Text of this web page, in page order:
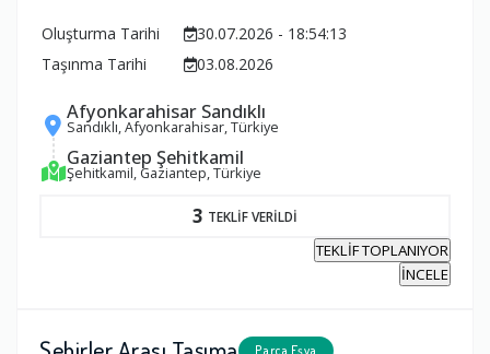
Oluşturma Tarihi
30.07.2026 - 18:54:13
Taşınma Tarihi
03.08.2026
Afyonkarahisar Sandıklı
Sandıklı, Afyonkarahisar, Türkiye
Gaziantep Şehitkamil
Şehitkamil, Gaziantep, Türkiye
3 TEKLİF VERİLDİ
TEKLİF TOPLANIYOR
İNCELE
Parça Eşya